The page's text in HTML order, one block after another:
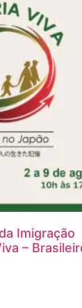
Imigração
–